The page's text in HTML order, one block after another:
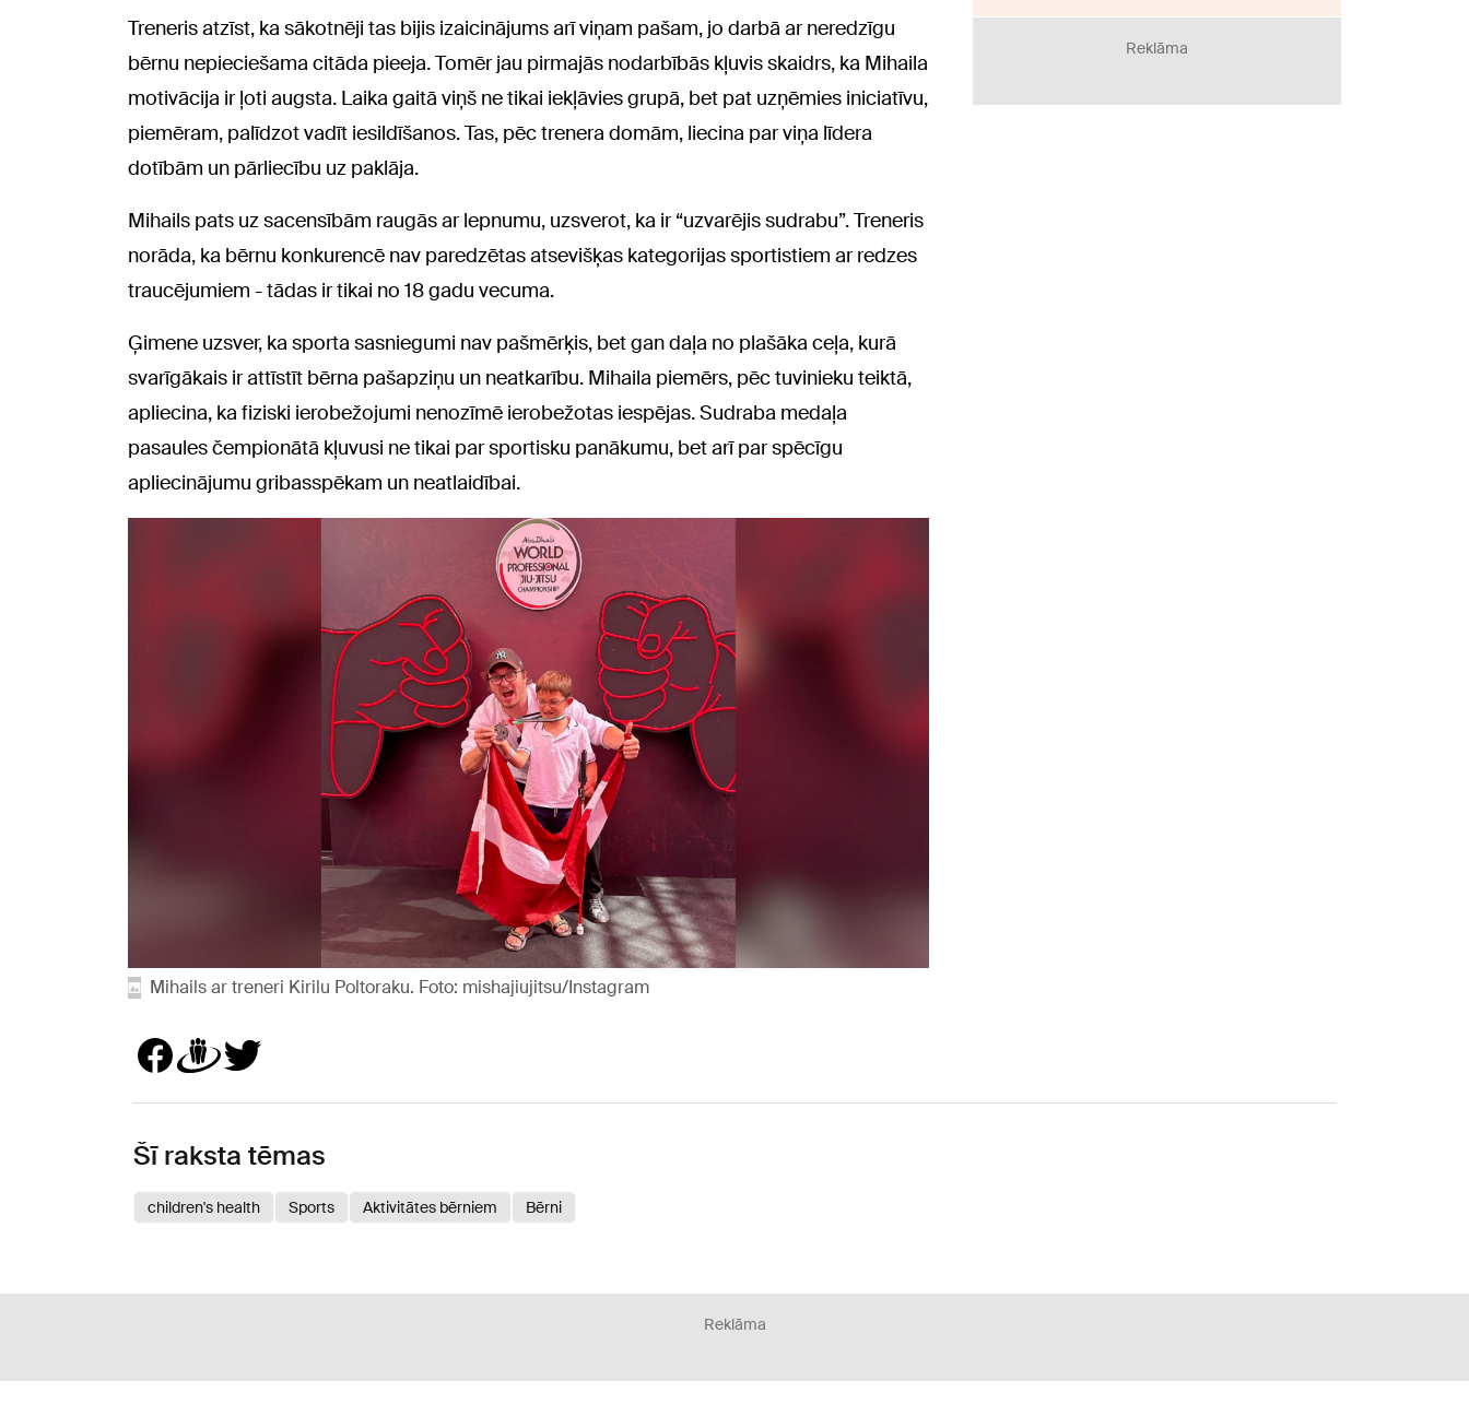
Treneris atzīst, ka sākotnēji tas bijis izaicinājums arī viņam pašam, jo darbā ar neredzīgu
bērnu nepieciešama citāda pieeja. Tomēr jau pirmajās nodarbībās kļuvis skaidrs, ka Mihaila
motivācija ir ļoti augsta. Laika gaitā viņš ne tikai iekļāvies grupā, bet pat uzņēmies iniciatīvu,
piemēram, palīdzot vadīt iesildīšanos. Tas, pēc trenera domām, liecina par viņa līdera
dotībām un pārliecību uz paklāja.
Mihails pats uz sacensībām raugās ar lepnumu, uzsverot, ka ir “uzvarējis sudrabu”. Treneris
norāda, ka bērnu konkurencē nav paredzētas atsevišķas kategorijas sportistiem ar redzes
traucējumiem - tādas ir tikai no 18 gadu vecuma.
Ģimene uzsver, ka sporta sasniegumi nav pašmērķis, bet gan daļa no plašāka ceļa, kurā
svarīgākais ir attīstīt bērna pašapziņu un neatkarību. Mihaila piemērs, pēc tuvinieku teiktā,
apliecina, ka fiziski ierobežojumi nenozīmē ierobežotas iespējas. Sudraba medaļa
pasaules čempionātā kļuvusi ne tikai par sportisku panākumu, bet arī par spēcīgu
apliecinājumu gribasspēkam un neatlaidībai.
Mihails ar treneri Kirilu Poltoraku. Foto: mishajiujitsu/Instagram
Reklāma
Šī raksta tēmas
children's health Sports Aktivitātes bērniem Bērni
Reklāma